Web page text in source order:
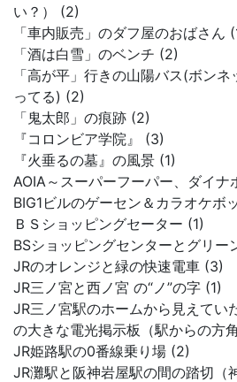
い？） (2)
「車内販売」のダフ屋のおばさん
「酒は白雪」のベンチ (2)
「高が平」行きの山陽バス(ボン
ってる) (2)
「鬼太郎」の痕跡 (2)
『コロンビア学院』 (3)
『火垂るの墓』の風景 (1)
AOIA～スーパーフーパー、ダイナ
BIG1ビルのゲーセン＆カラオケボ
ＢＳショッピングセーター (1)
BSショッピングセンターとグリー
JRのオレンジと緑の快速電車 (3)
JR三ノ宮と西ノ宮 の“ノ”の字 (1)
JR三ノ宮駅のホームから見えてい
の大きな電光掲示板（駅からの方
JR姫路駅の0番線乗り場 (2)
JR灘駅と阪神岩屋駅の間の踏切（